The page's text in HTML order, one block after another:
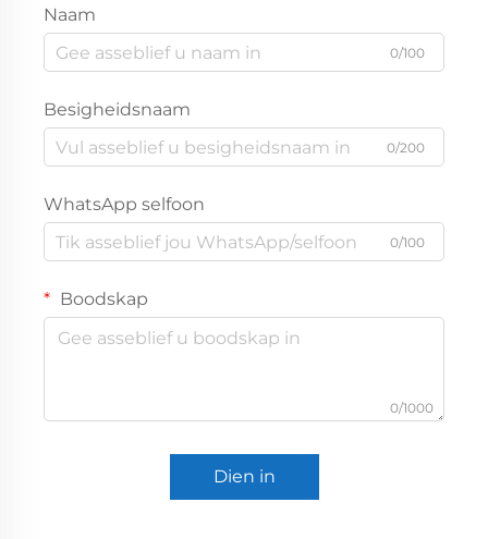
Naam
0/100
Besigheidsnaam
0/200
WhatsApp selfoon
0/100
Boodskap
0/1000
Dien in